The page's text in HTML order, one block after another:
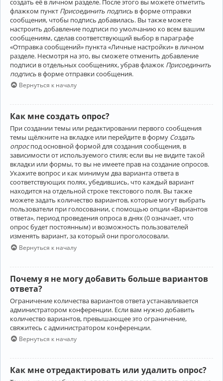
флажком пункт Присоединить подпись в форме отправки
сообщения, чтобы подпись добавилась. Вы также можете
настроить добавление подписи по умолчанию ко всем вашим
сообщениям, сделав соответствующий выбор в параграфе
«Отправка сообщений» пункта «Личные настройки» в личном
разделе. Несмотря на это, вы сможете отменить добавление
подписи в отдельных сообщениях, убрав флажок Присоединить
подпись в форме отправки сообщения.
Вернуться к началу
Как мне создать опрос?
При создании темы или редактировании первого сообщения
темы щёлкните на вкладке или перейдите в форму Создать
опроспод основной формой для создания сообщения, в
зависимости от используемого стиля; если вы не видите такой
вкладки или формы, то вы не имеете прав на создание опросов.
Укажите вопрос и как минимум два варианта ответа в
соответствующих полях, убедившись, что каждый вариант
находится на отдельной строке текстового поля. Вы также
можете задать количество вариантов, которые могут выбрать
пользователи при голосовании, с помощью опции «Вариантов
ответа», период проведения опроса в днях (0 означает, что
опрос будет постоянным) и возможность пользователей
изменять вариант, за который они проголосовали.
Вернуться к началу
Почему я не могу добавить больше вариантов
ответа?
Ограничение количества вариантов ответа устанавливается
администратором конференции. Если вам нужно добавить
количество вариантов, превышающее это ограничение,
свяжитесь с администратором конференции.
Вернуться к началу
Как мне отредактировать или удалить опрос?